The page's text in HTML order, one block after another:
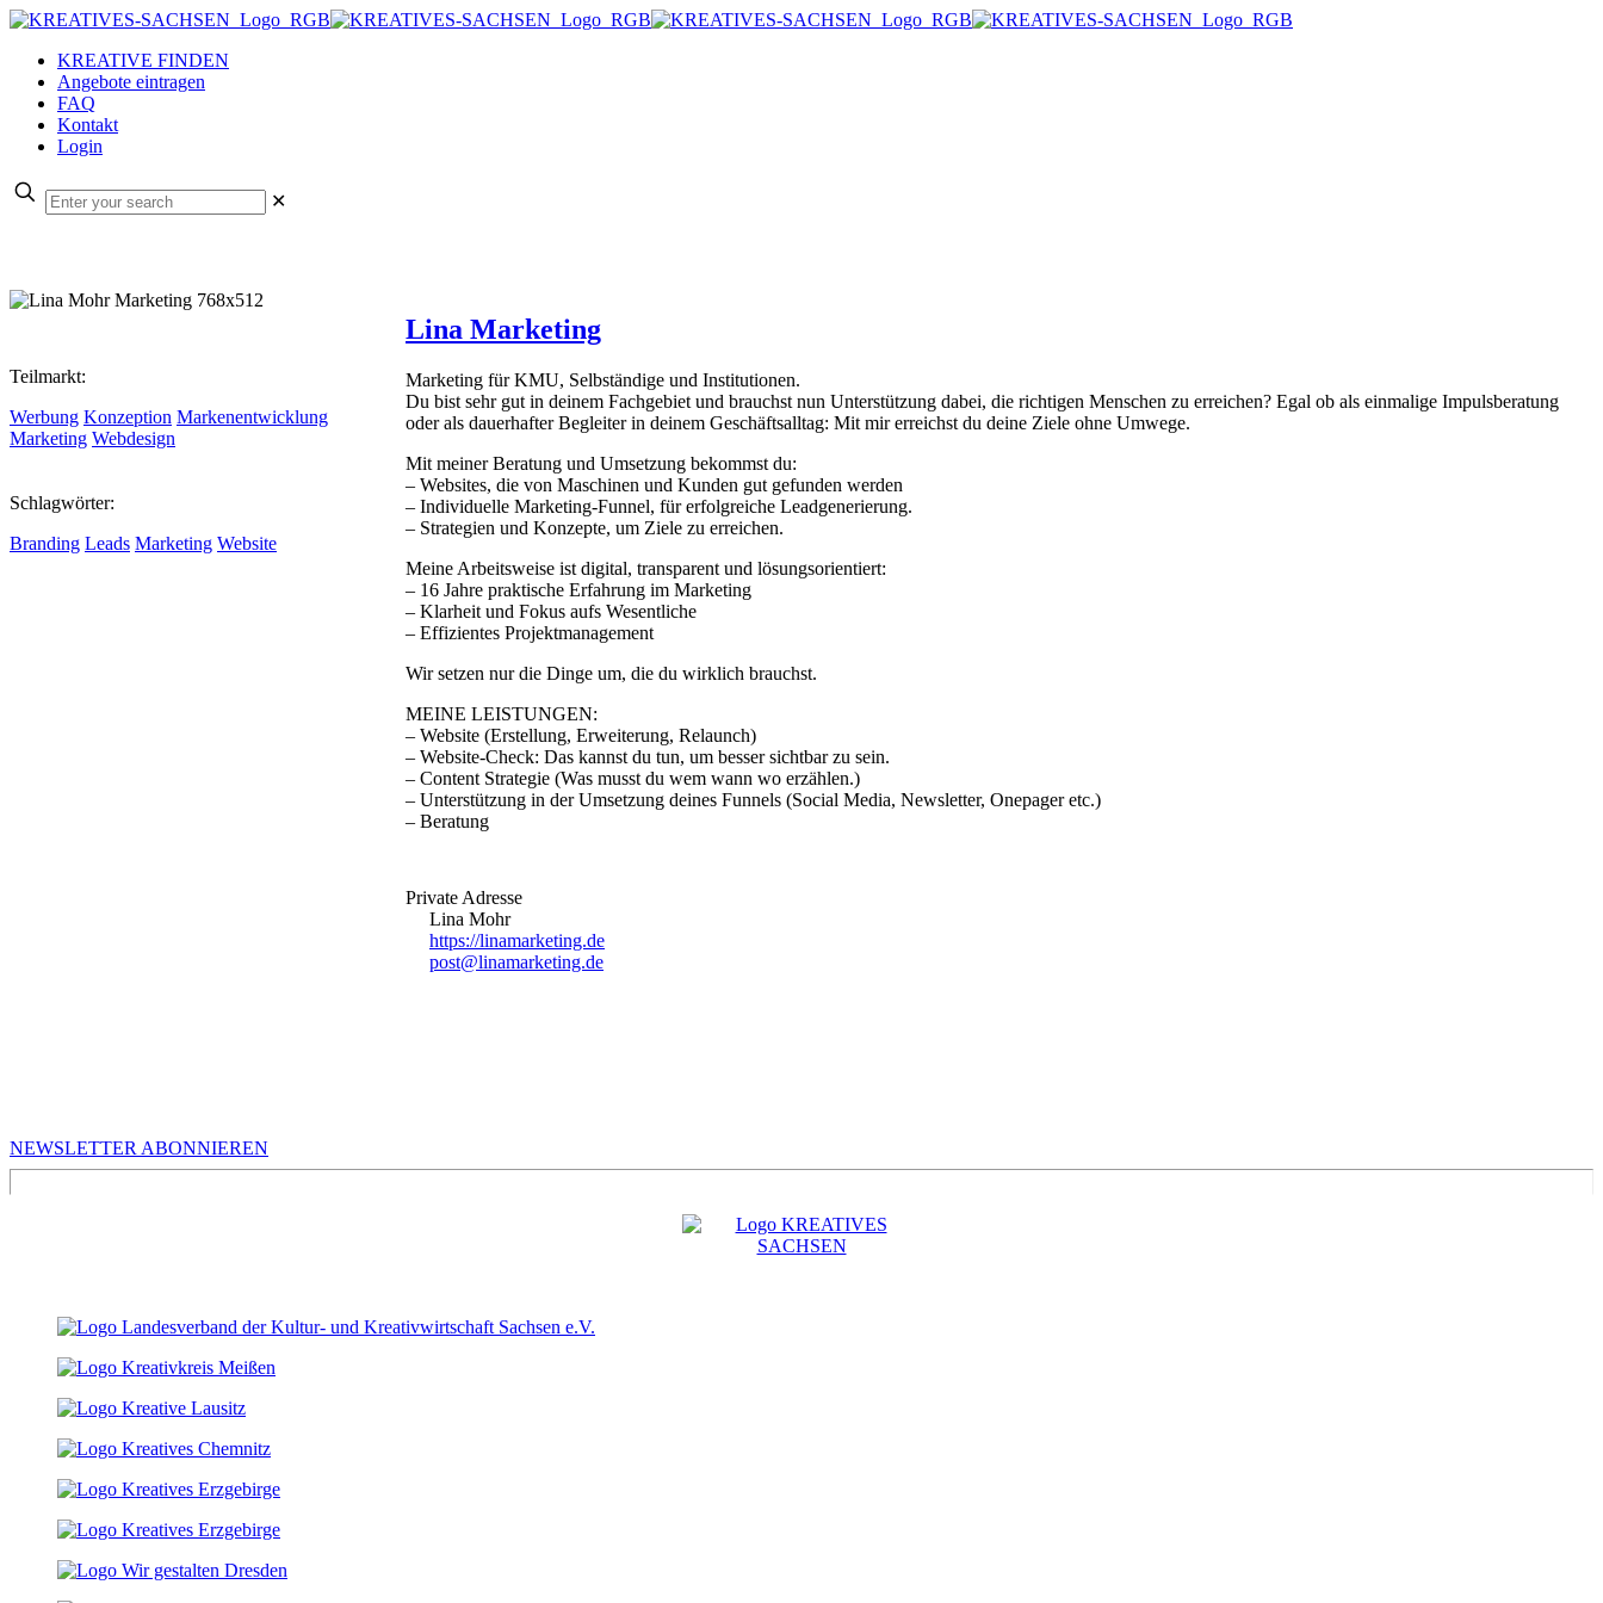
KREATIVE FINDEN
Angebote eintragen
FAQ
Kontakt
Login
✕
Teilmarkt:
Werbung Konzeption Markenentwicklung
Marketing Webdesign
Schlagwörter:
Branding Leads Marketing Website
Lina Marketing
Marketing für KMU, Selbständige und Institutionen.
Du bist sehr gut in deinem Fachgebiet und brauchst nun Unterstützung dabei, die richtigen Menschen zu erreichen? Egal ob als einmalige Impulsberatung
oder als dauerhafter Begleiter in deinem Geschäftsalltag: Mit mir erreichst du deine Ziele ohne Umwege.
Mit meiner Beratung und Umsetzung bekommst du:
– Websites, die von Maschinen und Kunden gut gefunden werden
– Individuelle Marketing-Funnel, für erfolgreiche Leadgenerierung.
– Strategien und Konzepte, um Ziele zu erreichen.
Meine Arbeitsweise ist digital, transparent und lösungsorientiert:
– 16 Jahre praktische Erfahrung im Marketing
– Klarheit und Fokus aufs Wesentliche
– Effizientes Projektmanagement
Wir setzen nur die Dinge um, die du wirklich brauchst.
MEINE LEISTUNGEN:
– Website (Erstellung, Erweiterung, Relaunch)
– Website-Check: Das kannst du tun, um besser sichtbar zu sein.
– Content Strategie (Was musst du wem wann wo erzählen.)
– Unterstützung in der Umsetzung deines Funnels (Social Media, Newsletter, Onepager etc.)
– Beratung
Private Adresse
Lina Mohr
https://linamarketing.de
post@linamarketing.de
NEWSLETTER ABONNIEREN